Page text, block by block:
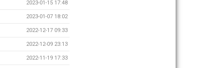
2023-01-15 17:48
2023-01-07 18:02
2022-12-17 09:33
2022-12-09 23:13
2022-11-19 17:33